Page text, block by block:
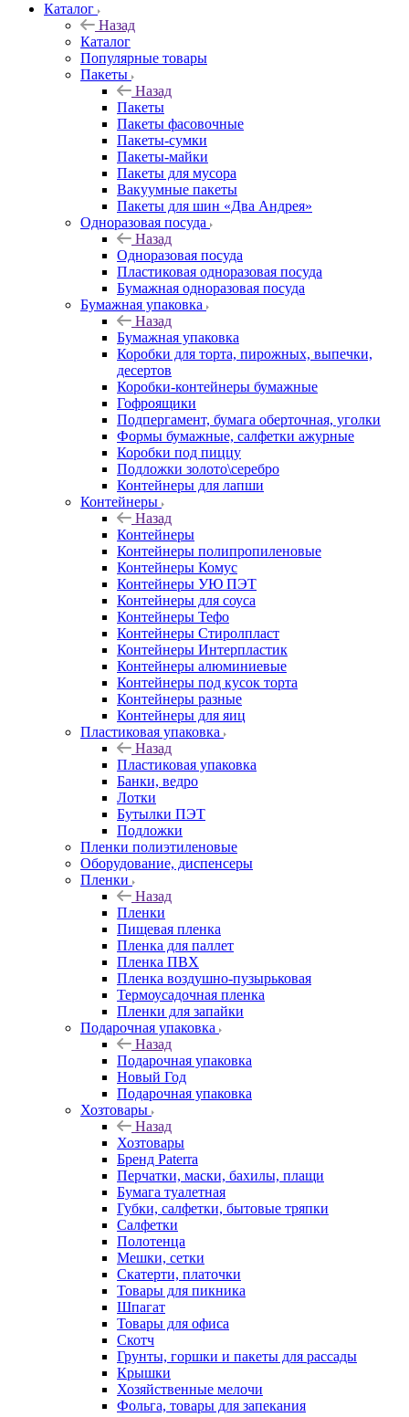
Каталог
Назад
Каталог
Популярные товары
Пакеты
Назад
Пакеты
Пакеты фасовочные
Пакеты-сумки
Пакеты-майки
Пакеты для мусора
Вакуумные пакеты
Пакеты для шин «Два Андрея»
Одноразовая посуда
Назад
Одноразовая посуда
Пластиковая одноразовая посуда
Бумажная одноразовая посуда
Бумажная упаковка
Назад
Бумажная упаковка
Коробки для торта, пирожных, выпечки,
десертов
Коробки-контейнеры бумажные
Гофроящики
Подпергамент, бумага оберточная, уголки
Формы бумажные, салфетки ажурные
Коробки под пиццу
Подложки золото\серебро
Контейнеры для лапши
Контейнеры
Назад
Контейнеры
Контейнеры полипропиленовые
Контейнеры Комус
Контейнеры УЮ ПЭТ
Контейнеры для соуса
Контейнеры Тефо
Контейнеры Стиролпласт
Контейнеры Интерпластик
Контейнеры алюминиевые
Контейнеры под кусок торта
Контейнеры разные
Контейнеры для яиц
Пластиковая упаковка
Назад
Пластиковая упаковка
Банки, ведро
Лотки
Бутылки ПЭТ
Подложки
Пленки полиэтиленовые
Оборудование, диспенсеры
Пленки
Назад
Пленки
Пищевая пленка
Пленка для паллет
Пленка ПВХ
Пленка воздушно-пузырьковая
Термоусадочная пленка
Пленки для запайки
Подарочная упаковка
Назад
Подарочная упаковка
Новый Год
Подарочная упаковка
Хозтовары
Назад
Хозтовары
Бренд Paterra
Перчатки, маски, бахилы, плащи
Бумага туалетная
Губки, салфетки, бытовые тряпки
Салфетки
Полотенца
Мешки, сетки
Скатерти, платочки
Товары для пикника
Шпагат
Товары для офиса
Скотч
Грунты, горшки и пакеты для рассады
Крышки
Хозяйственные мелочи
Фольга, товары для запекания